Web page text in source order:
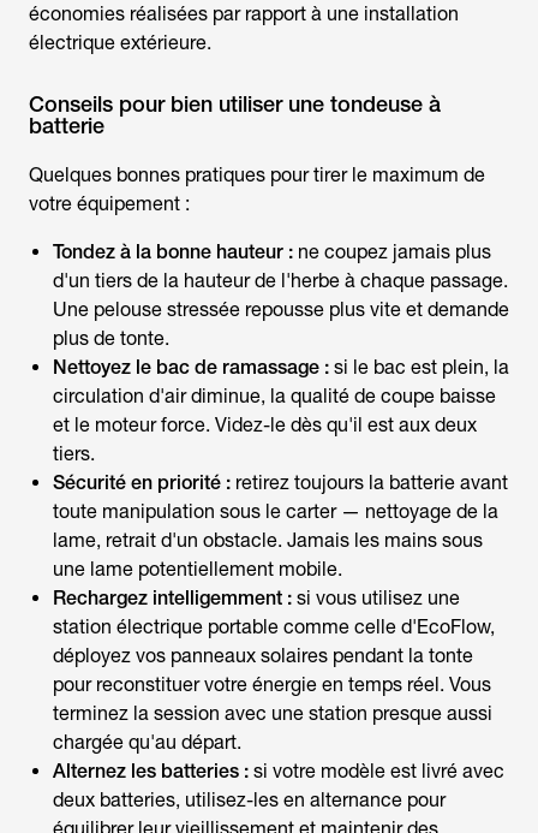
économies réalisées par rapport à une installation
électrique extérieure.
Conseils pour bien utiliser une tondeuse à
batterie
Quelques bonnes pratiques pour tirer le maximum de
votre équipement :
Tondez à la bonne hauteur : ne coupez jamais plus
d'un tiers de la hauteur de l'herbe à chaque passage.
Une pelouse stressée repousse plus vite et demande
plus de tonte.
Nettoyez le bac de ramassage : si le bac est plein, la
circulation d'air diminue, la qualité de coupe baisse
et le moteur force. Videz-le dès qu'il est aux deux
tiers.
Sécurité en priorité : retirez toujours la batterie avant
toute manipulation sous le carter — nettoyage de la
lame, retrait d'un obstacle. Jamais les mains sous
une lame potentiellement mobile.
Rechargez intelligemment : si vous utilisez une
station électrique portable comme celle d'EcoFlow,
déployez vos panneaux solaires pendant la tonte
pour reconstituer votre énergie en temps réel. Vous
terminez la session avec une station presque aussi
chargée qu'au départ.
Alternez les batteries : si votre modèle est livré avec
deux batteries, utilisez-les en alternance pour